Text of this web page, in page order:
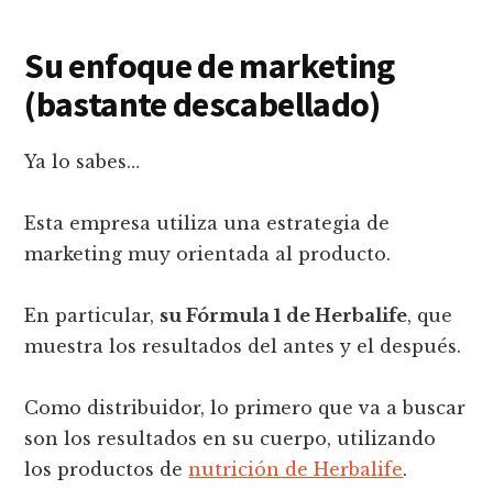
Su enfoque de marketing
(bastante descabellado)
Ya lo sabes…
Esta empresa utiliza una estrategia de
marketing muy orientada al producto.
En particular, su Fórmula 1 de Herbalife, que
muestra los resultados del antes y el después.
Como distribuidor, lo primero que va a buscar
son los resultados en su cuerpo, utilizando
los productos denutrición de Herbalife.